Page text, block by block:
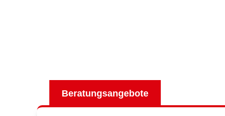
Beratungsangebote